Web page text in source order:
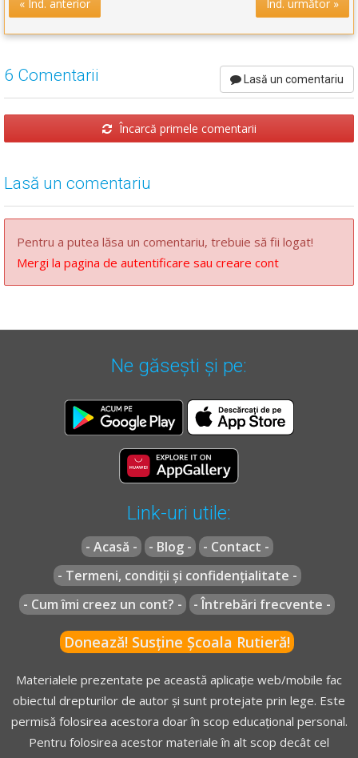
« Ind. anterior Ind. următor »
6 Comentarii Lasă un comentariu
Încarcă primele comentarii
Lasă un comentariu
Pentru a putea lăsa un comentariu, trebuie să fii logat!
Mergi la pagina de autentificare sau creare cont
Ne găsești și pe:
Link-uri utile:
- Acasă - - Blog -
- Contact -
- Termeni, condiții și confidențialitate -
- Cum îmi creez un cont? -
- Întrebări frecvente -
Donează! Susține Școala Rutieră!
Materialele prezentate pe această aplicație web/mobile fac
obiectul drepturilor de autor și sunt protejate prin lege. Este
permisă folosirea acestora doar în scop educațional personal.
Pentru folosirea acestor materiale în alt scop decât cel